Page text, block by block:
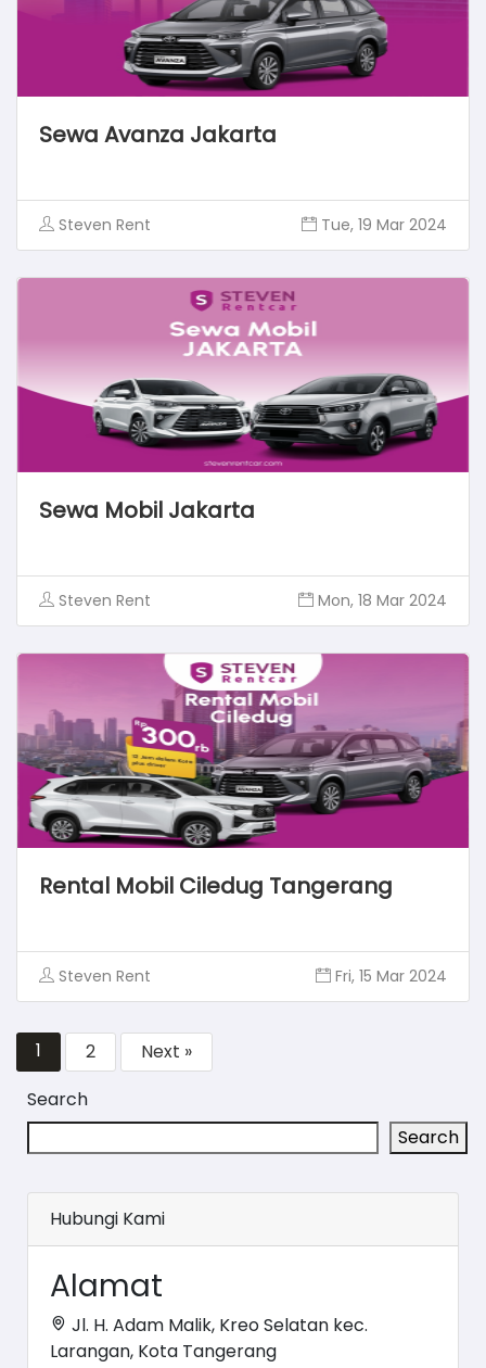
Sewa Avanza Jakarta
Steven Rent Tue, 19 Mar 2024
Sewa Mobil Jakarta
Steven Rent Mon, 18 Mar 2024
Rental Mobil Ciledug Tangerang
Steven Rent Fri, 15 Mar 2024
1 2
Next »
Search
Search
Hubungi Kami
Alamat
Jl. H. Adam Malik, Kreo Selatan kec.
Larangan, Kota Tangerang